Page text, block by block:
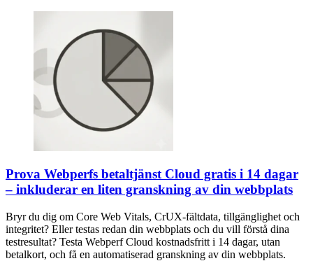
Prova Webperfs betaltjänst Cloud gratis i 14 dagar
– inkluderar en liten granskning av din webbplats
Bryr du dig om Core Web Vitals, CrUX-fältdata, tillgänglighet och
integritet? Eller testas redan din webbplats och du vill förstå dina
testresultat? Testa Webperf Cloud kostnadsfritt i 14 dagar, utan
betalkort, och få en automatiserad granskning av din webbplats.